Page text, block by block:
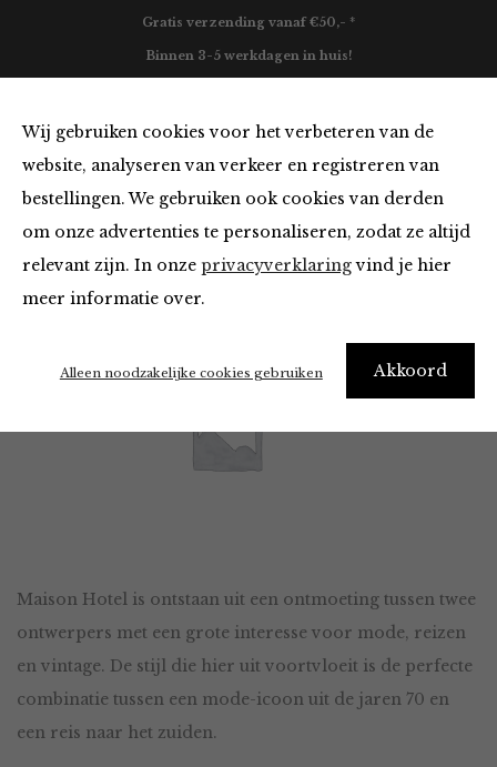
Wij gebruiken cookies voor het verbeteren van de
website, analyseren van verkeer en registreren van
bestellingen. We gebruiken ook cookies van derden
om onze advertenties te personaliseren, zodat ze altijd
relevant zijn. In onze privacyverklaringvind je hier
meer informatie over.
Akkoord
Alleen noodzakelijke cookies gebruiken
Gratis verzending vanaf €50,- *
Binnen 3-5 werkdagen in huis!
Maison Hotel
Maison Hotel is ontstaan uit een ontmoeting tussen twee
ontwerpers met een grote interesse voor mode, reizen
en vintage. De stijl die hier uit voortvloeit is de perfecte
combinatie tussen een mode-icoon uit de jaren 70 en
een reis naar het zuiden.